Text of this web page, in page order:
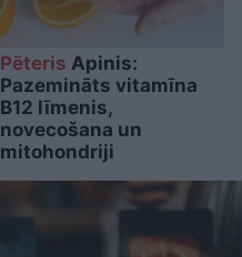
Pēteris Apinis:
Pazemināts vitamīna
B12 līmenis,
novecošana un
mitohondriji